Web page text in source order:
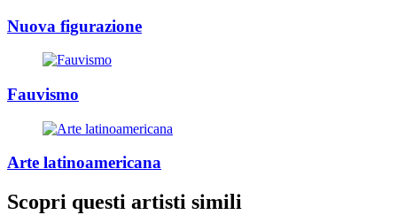
Nuova figurazione
Fauvismo
Arte latinoamericana
Scopri questi artisti simili